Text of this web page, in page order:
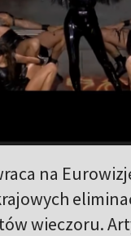
na
wieczoru.